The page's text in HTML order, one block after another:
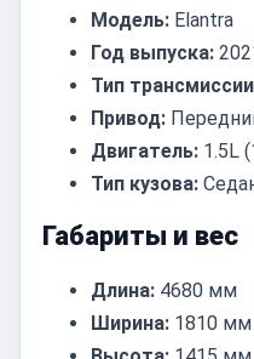
Модель: Elantra
Год выпуска:
Тип
Привод:
Двигатель: 1.5L
Тип кузова:
Габариты и вес
Длина: 4680 мм
Ширина: 1810 мм